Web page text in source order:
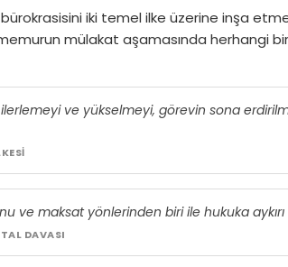
iki temel ilke üzerine inşa
mülakat aşamasında herhangi
ve yükselmeyi, görevin sona
ve maksat yönlerinden biri ile hukuka
DAVASI